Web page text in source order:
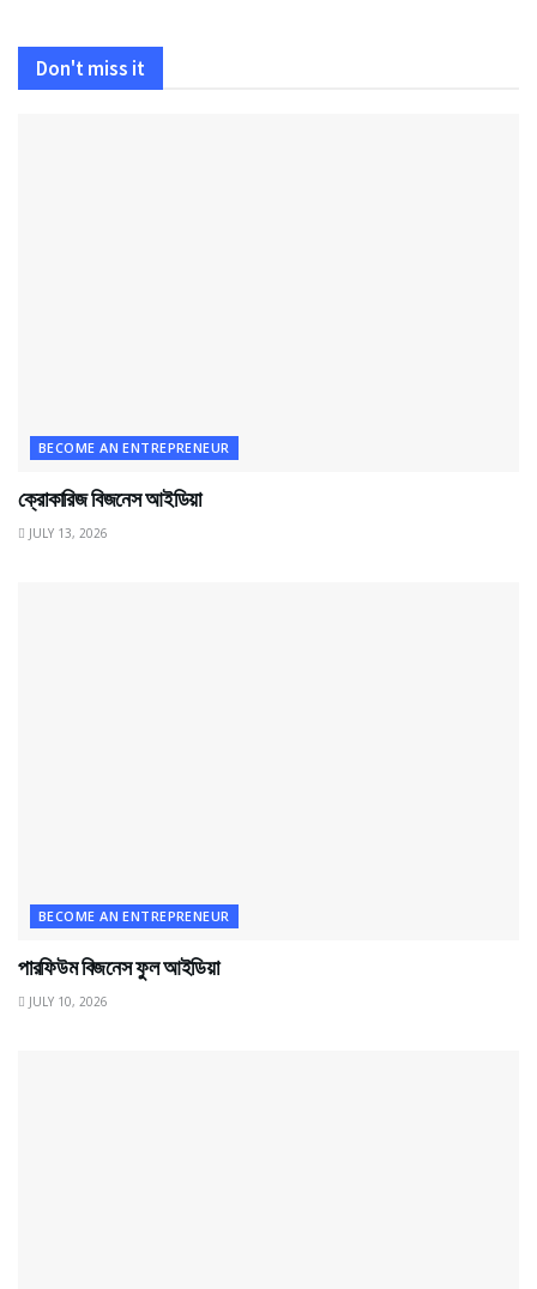
Don't miss it
BECOME AN ENTREPRENEUR
ক্রোকারিজ বিজনেস আইডিয়া
JULY 13, 2026
BECOME AN ENTREPRENEUR
পারফিউম বিজনেস ফুল আইডিয়া
JULY 10, 2026